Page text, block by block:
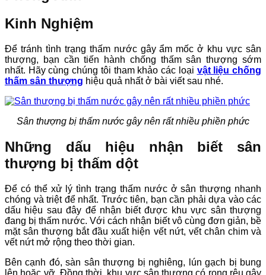
Kinh Nghiệm
Để tránh tình trạng thấm nước gây ẩm mốc ở khu vực sân
thượng, bạn cần tiến hành chống thấm sân thượng sớm
nhất. Hãy cùng chúng tôi tham khảo các loại vật liệu chống
thấm sân thượng hiệu quả nhất ở bài viết sau nhé.
Sân thượng bị thấm nước gây nên rất nhiều phiền phức
Những dấu hiệu nhận biết sân
thượng bị thấm dột
Để có thể xử lý tình trạng thấm nước ở sân thượng nhanh
chóng và triệt để nhất. Trước tiên, bạn cần phải dựa vào các
dấu hiệu sau đây để nhận biết được khu vực sân thượng
đang bị thấm nước. Với cách nhận biết vô cùng đơn giản, bề
mặt sân thượng bắt đầu xuất hiện vết nứt, vết chân chim và
vết nứt mở rộng theo thời gian.
Bên cạnh đó, sàn sân thượng bị nghiêng, lún gạch bị bung
lên hoặc vỡ. Đồng thời, khu vực sân thượng có rong rêu gây